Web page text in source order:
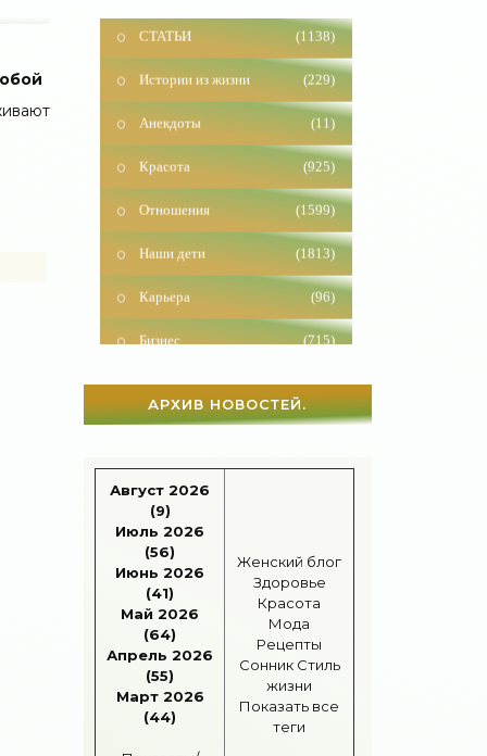
Истории из жизни (229)
Анекдоты (11)
Красота (925)
Отношения (1599)
Наши дети (1813)
Карьера (96)
Бизнес (715)
Шоппинг (47)
Отдых
Здоровье
Гороскоп (55)
Тесты онлайн (1460)
Дом (297)
Беременность (123)
Автоледи
АРХИВ НОВОСТЕЙ.
Август 2026
(9)
Июль 2026
(56)
Июнь 2026
(41)
Май 2026
(64)
Апрель 2026
(55)
Март 2026
(44)
Женский блог
Здоровье
Красота
Мода
Рецепты
Сонник Стиль
жизни
Показать все
теги